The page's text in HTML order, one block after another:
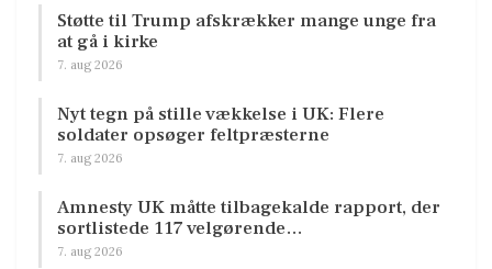
Støtte til Trump afskrækker mange unge fra
at gå i kirke
7. aug 2026
Nyt tegn på stille vækkelse i UK: Flere
soldater opsøger feltpræsterne
7. aug 2026
Amnesty UK måtte tilbagekalde rapport, der
sortlistede 117 velgørende…
7. aug 2026